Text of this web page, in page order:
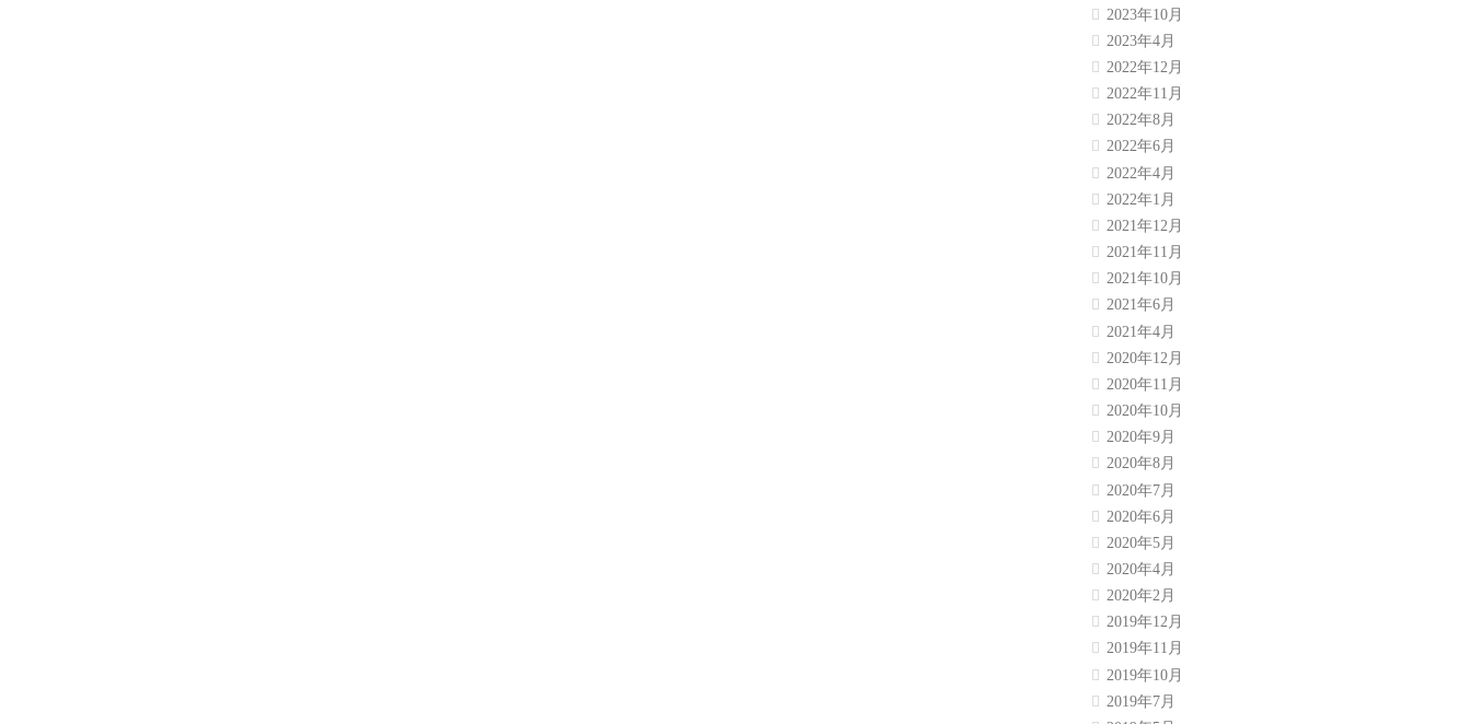
2023年10月
2023年4月
2022年12月
2022年11月
2022年8月
2022年6月
2022年4月
2022年1月
2021年12月
2021年11月
2021年10月
2021年6月
2021年4月
2020年12月
2020年11月
2020年10月
2020年9月
2020年8月
2020年7月
2020年6月
2020年5月
2020年4月
2020年2月
2019年12月
2019年11月
2019年10月
2019年7月